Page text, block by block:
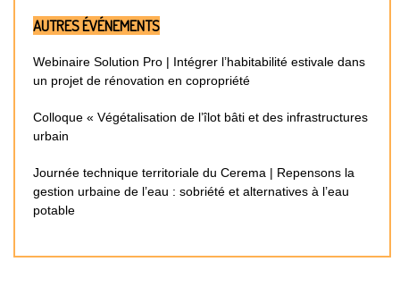
AUTRES ÉVÉNEMENTS
Webinaire Solution Pro | Intégrer l’habitabilité estivale dans
un projet de rénovation en copropriété
Colloque « Végétalisation de l’îlot bâti et des infrastructures
urbain
Journée technique territoriale du Cerema | Repensons la
gestion urbaine de l’eau : sobriété et alternatives à l’eau
potable